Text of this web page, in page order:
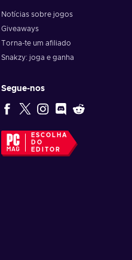
Notícias sobre jogos
Giveaways
Torna-te um afiliado
Snakzy: joga e ganha
Segue-nos
ESCOLHA
DO
EDITOR